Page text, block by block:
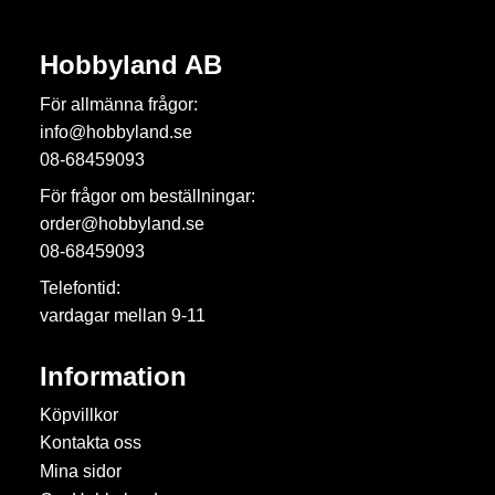
Hobbyland AB
För allmänna frågor:
info@hobbyland.se
08-68459093
För frågor om beställningar:
order@hobbyland.se
08-68459093
Telefontid:
vardagar mellan 9-11
Information
Köpvillkor
Kontakta oss
Mina sidor